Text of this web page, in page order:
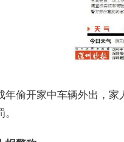
年偷开家中车辆外出，